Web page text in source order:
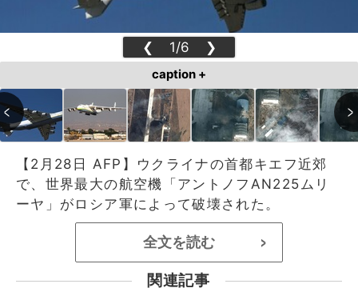
❮ 1/6 ❯
caption +
【2月28日 AFP】ウクライナの首都キエフ近郊
で、世界最大の航空機「アントノフAN225ムリ
ーヤ」がロシア軍によって破壊された。
全文を読む >
関連記事